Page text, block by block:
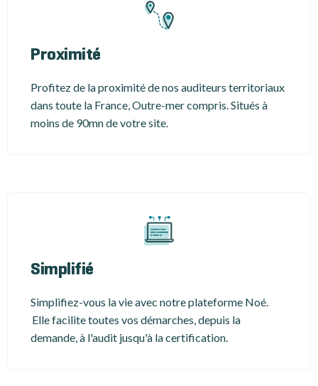
Proximité
Profitez de la proximité de nos auditeurs territoriaux
dans toute la France, Outre-mer compris. Situés à
moins de 90mn de votre site.
Simplifié
Simplifiez-vous la vie avec notre plateforme Noé.
Elle facilite toutes vos démarches, depuis la
demande, à l'audit jusqu'à la certification.